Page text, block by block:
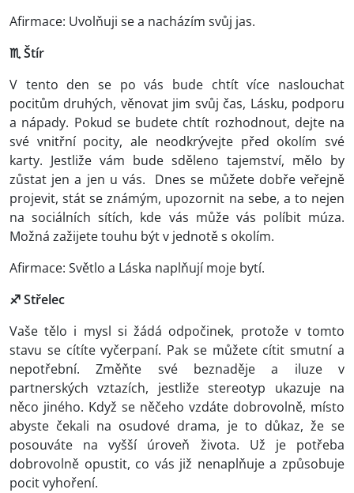
Afirmace: Uvolňuji se a nacházím svůj jas.
♏ Štír
V tento den se po vás bude chtít více naslouchat
pocitům druhých, věnovat jim svůj čas, Lásku, podporu
a nápady. Pokud se budete chtít rozhodnout, dejte na
své vnitřní pocity, ale neodkrývejte před okolím své
karty. Jestliže vám bude sděleno tajemství, mělo by
zůstat jen a jen u vás. Dnes se můžete dobře veřejně
projevit, stát se známým, upozornit na sebe, a to nejen
na sociálních sítích, kde vás může vás políbit múza.
Možná zažijete touhu být v jednotě s okolím.
Afirmace: Světlo a Láska naplňují moje bytí.
♐ Střelec
Vaše tělo i mysl si žádá odpočinek, protože v tomto
stavu se cítíte vyčerpaní. Pak se můžete cítit smutní a
nepotřební. Změňte své beznaděje a iluze v
partnerských vztazích, jestliže stereotyp ukazuje na
něco jiného. Když se něčeho vzdáte dobrovolně, místo
abyste čekali na osudové drama, je to důkaz, že se
posouváte na vyšší úroveň života. Už je potřeba
dobrovolně opustit, co vás již nenaplňuje a způsobuje
pocit vyhoření.